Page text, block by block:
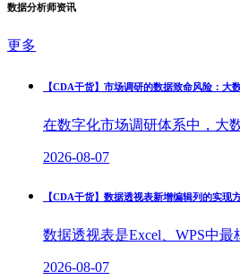
数据分析师资讯
更多
【CDA干货】市场调研的数据致命风险：大
在数字化市场调研体系中，大
2026-08-07
【CDA干货】数据透视表新增编辑列的实现
数据透视表是Excel、WPS中
2026-08-07